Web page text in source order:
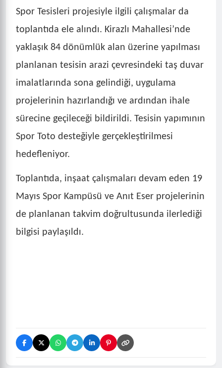
Spor Tesisleri projesiyle ilgili çalışmalar da
toplantıda ele alındı. Kirazlı Mahallesi’nde
yaklaşık 84 dönümlük alan üzerine yapılması
planlanan tesisin arazi çevresindeki taş duvar
imalatlarında sona gelindiği, uygulama
projelerinin hazırlandığı ve ardından ihale
sürecine geçileceği bildirildi. Tesisin yapımının
Spor Toto desteğiyle gerçekleştirilmesi
hedefleniyor.
Toplantıda, inşaat çalışmaları devam eden 19
Mayıs Spor Kampüsü ve Anıt Eser projelerinin
de planlanan takvim doğrultusunda ilerlediği
bilgisi paylaşıldı.